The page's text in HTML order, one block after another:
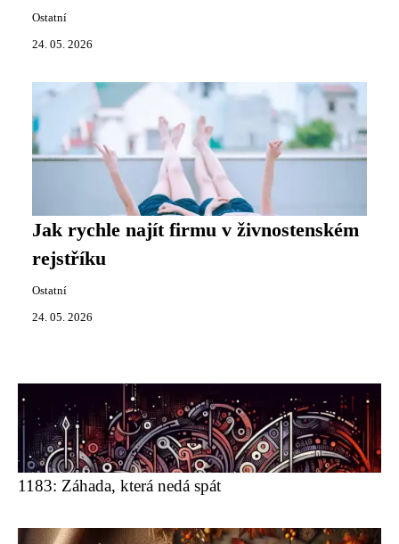
Ostatní
24. 05. 2026
Jak rychle najít firmu v živnostenském
rejstříku
Ostatní
24. 05. 2026
1183: Záhada, která nedá spát